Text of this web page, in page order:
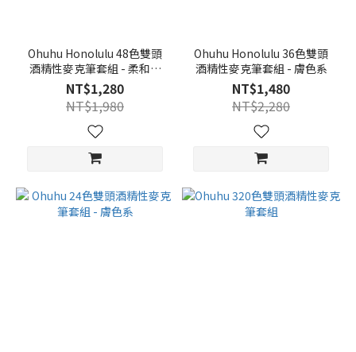
Ohuhu Honolulu 48色雙頭
酒精性麥克筆套組 - 柔和色
系(綠色調)
NT$1,280
NT$1,980
Ohuhu Honolulu 36色雙頭
酒精性麥克筆套組 - 膚色系
NT$1,480
NT$2,280